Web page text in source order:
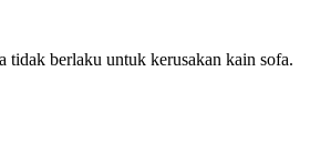
tidak berlaku untuk kerusakan kain sofa.